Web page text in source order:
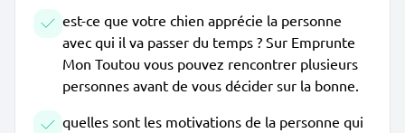
est-ce que votre chien apprécie la personne
avec qui il va passer du temps ? Sur Emprunte
Mon Toutou vous pouvez rencontrer plusieurs
personnes avant de vous décider sur la bonne.
quelles sont les motivations de la personne qui